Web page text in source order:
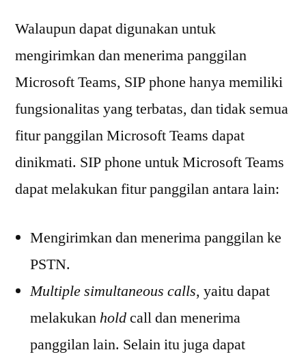
Walaupun dapat digunakan untuk
mengirimkan dan menerima panggilan
Microsoft Teams, SIP phone hanya memiliki
fungsionalitas yang terbatas, dan tidak semua
fitur panggilan Microsoft Teams dapat
dinikmati. SIP phone untuk Microsoft Teams
dapat melakukan fitur panggilan antara lain:
Mengirimkan dan menerima panggilan ke
PSTN.
Multiple simultaneous calls, yaitu dapat
melakukanholdcall dan menerima
panggilan lain. Selain itu juga dapat